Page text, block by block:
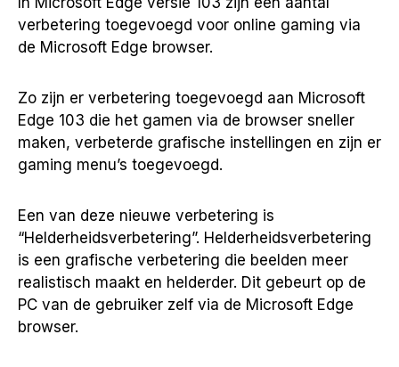
verbetering toegevoegd voor online gaming via
de Microsoft Edge browser.
Zo zijn er verbetering toegevoegd aan Microsoft
Edge 103 die het gamen via de browser sneller
maken, verbeterde grafische instellingen en zijn er
gaming menu’s toegevoegd.
Een van deze nieuwe verbetering is
“Helderheidsverbetering”. Helderheidsverbetering
is een grafische verbetering die beelden meer
realistisch maakt en helderder. Dit gebeurt op de
PC van de gebruiker zelf via de Microsoft Edge
browser.